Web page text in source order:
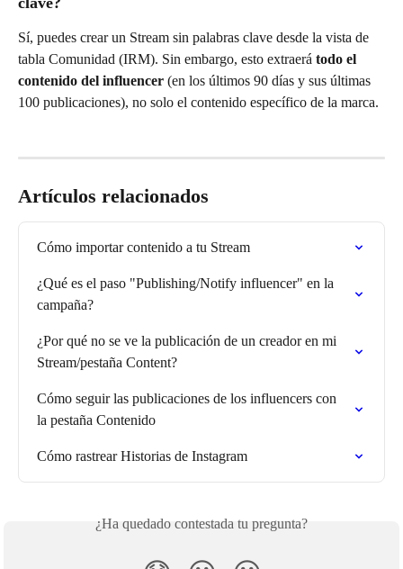
Sí, puedes crear un Stream sin palabras clave desde la vista de
tabla Comunidad (IRM). Sin embargo, esto extraerá todo el
contenido del influencer (en los últimos 90 días y sus últimas
100 publicaciones), no solo el contenido específico de la marca.
Artículos relacionados
Cómo importar contenido a tu Stream
¿Qué es el paso "Publishing/Notify influencer" en la
campaña?
¿Por qué no se ve la publicación de un creador en mi
Stream/pestaña Content?
Cómo seguir las publicaciones de los influencers con
la pestaña Contenido
Cómo rastrear Historias de Instagram
¿Ha quedado contestada tu pregunta?